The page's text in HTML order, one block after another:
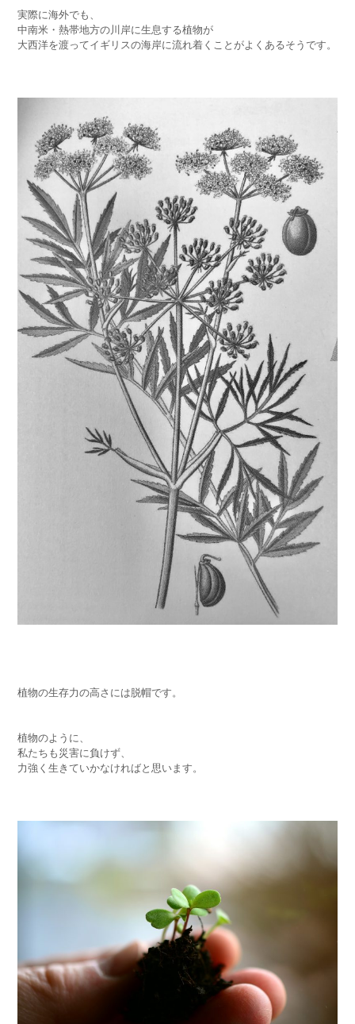
実際に海外でも、
中南米・熱帯地方の川岸に生息する植物が
大西洋を渡ってイギリスの海岸に流れ着くことがよくあるそうです。
植物の生存力の高さには脱帽です。
植物のように、
私たちも災害に負けず、
力強く生きていかなければと思います。